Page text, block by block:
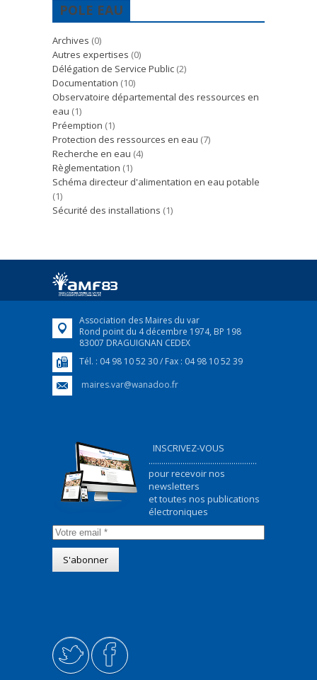
POLE EAU
Archives (0)
Autres expertises (0)
Délégation de Service Public (2)
Documentation (10)
Observatoire départemental des ressources en
eau (1)
Préemption (1)
Protection des ressources en eau (7)
Recherche en eau (4)
Règlementation (1)
Schéma directeur d'alimentation en eau potable
(1)
Sécurité des installations (1)
Association des Maires du var
Rond point du 4 décembre 1974, BP 198
83007 DRAGUIGNAN CEDEX
Tél. : 04 98 10 52 30 / Fax : 04 98 10 52 39
maires.var@wanadoo.fr
INSCRIVEZ-VOUS
...................................................
pour recevoir nos
newsletters
et toutes nos publications
électroniques